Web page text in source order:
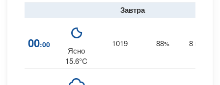
Завтра
00:00
Ясно
15.6°C
1019 88% 8